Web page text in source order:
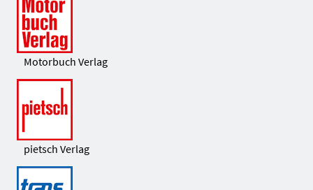
Motorbuch Verlag
pietsch Verlag